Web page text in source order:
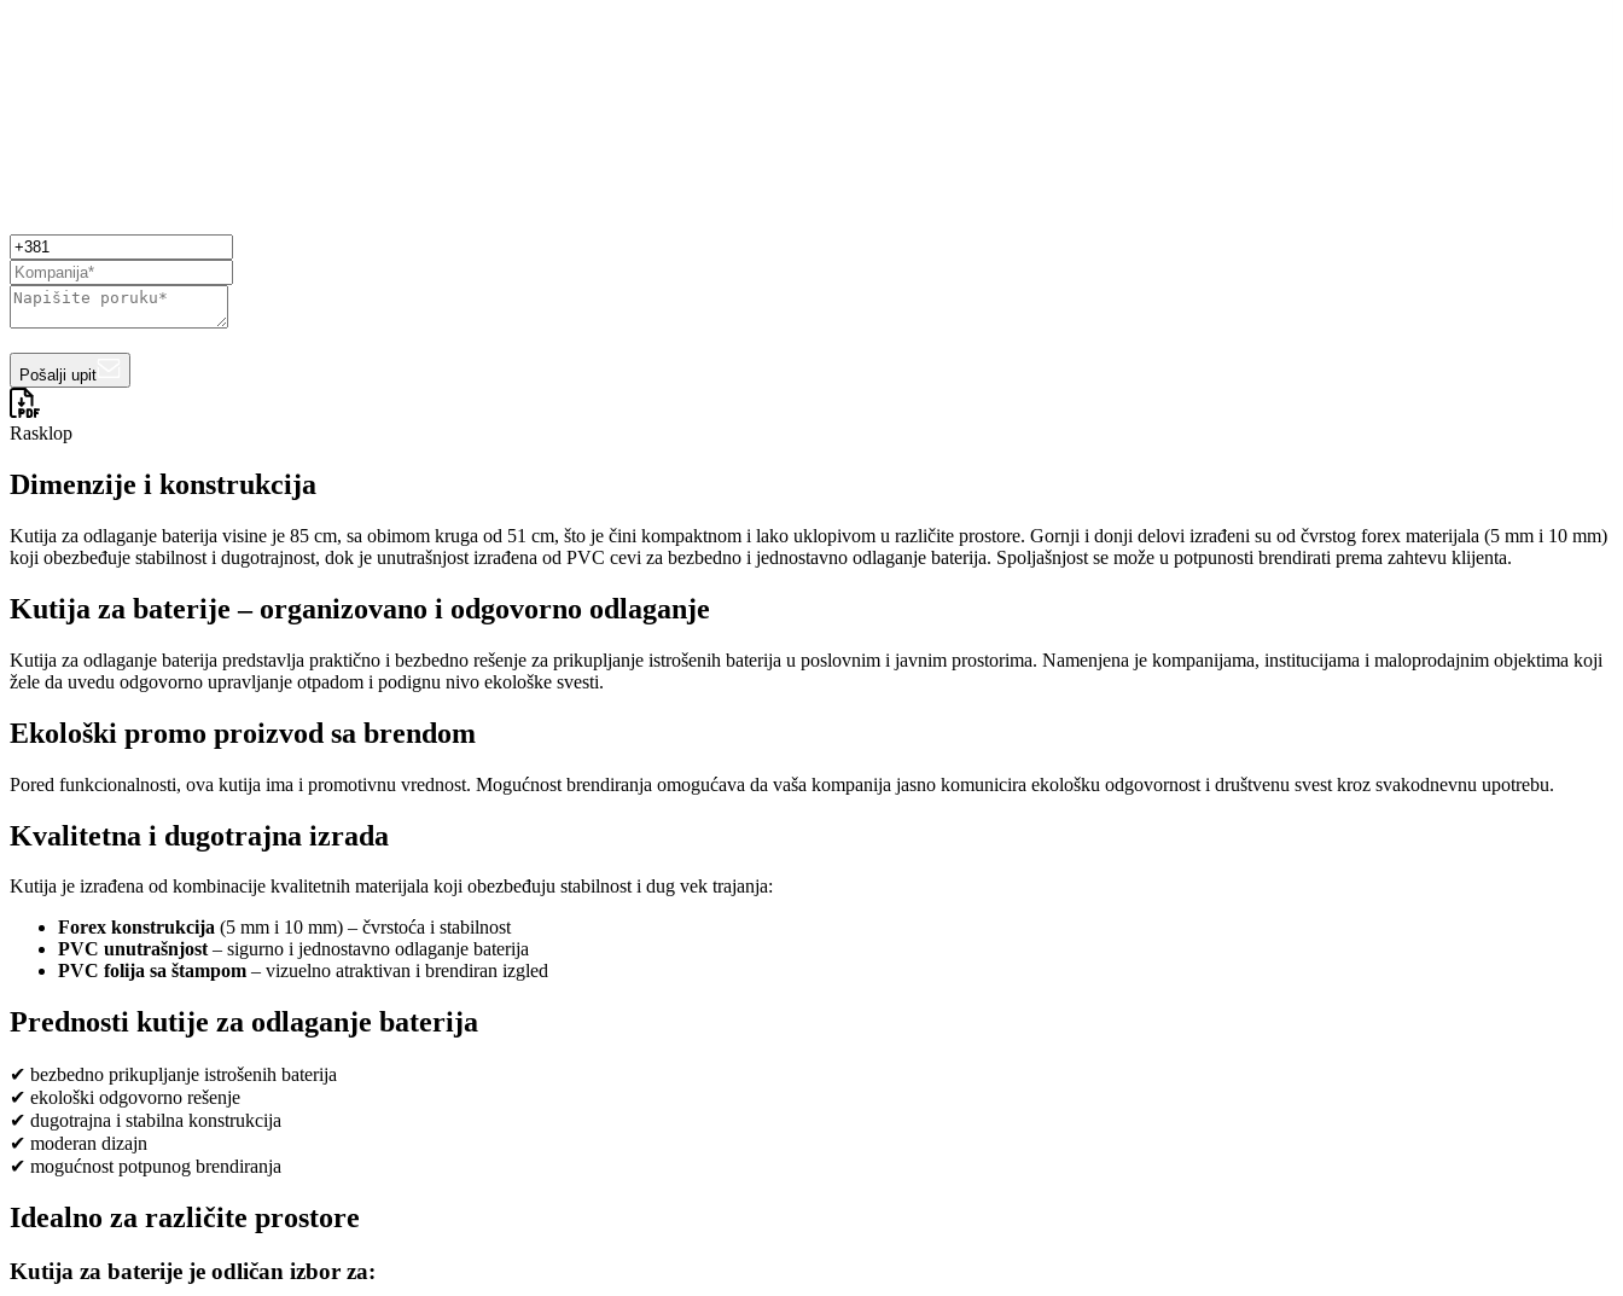
Pošalji upit
Rasklop
Dimenzije i konstrukcija
Kutija za odlaganje baterija visine je 85 cm, sa obimom kruga od 51 cm, što je čini kompaktnom i lako uklopivom u različite prostore. Gornji i donji delovi izrađeni su od čvrstog forex materijala (5 mm i 10 mm)
koji obezbeđuje stabilnost i dugotrajnost, dok je unutrašnjost izrađena od PVC cevi za bezbedno i jednostavno odlaganje baterija. Spoljašnjost se može u potpunosti brendirati prema zahtevu klijenta.
Kutija za baterije – organizovano i odgovorno odlaganje
Kutija za odlaganje baterija predstavlja praktično i bezbedno rešenje za prikupljanje istrošenih baterija u poslovnim i javnim prostorima. Namenjena je kompanijama, institucijama i maloprodajnim objektima koji
žele da uvedu odgovorno upravljanje otpadom i podignu nivo ekološke svesti.
Ekološki promo proizvod sa brendom
Pored funkcionalnosti, ova kutija ima i promotivnu vrednost. Mogućnost brendiranja omogućava da vaša kompanija jasno komunicira ekološku odgovornost i društvenu svest kroz svakodnevnu upotrebu.
Kvalitetna i dugotrajna izrada
Kutija je izrađena od kombinacije kvalitetnih materijala koji obezbeđuju stabilnost i dug vek trajanja:
Forex konstrukcija (5 mm i 10 mm) – čvrstoća i stabilnost
PVC unutrašnjost– sigurno i jednostavno odlaganje baterija
PVC folija sa štampom – vizuelno atraktivan i brendiran izgled
Prednosti kutije za odlaganje baterija
✔ bezbedno prikupljanje istrošenih baterija
✔ ekološki odgovorno rešenje
✔ dugotrajna i stabilna konstrukcija
✔ moderan dizajn
✔ mogućnost potpunog brendiranja
Idealno za različite prostore
Kutija za baterije je odličan izbor za: